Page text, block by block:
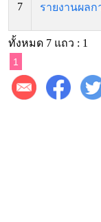
7 รายงานผล
ทั้งหมด 7 แถว : 1
1